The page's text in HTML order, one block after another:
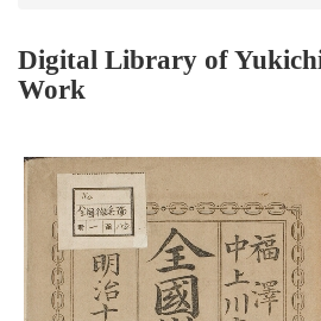
Digital Library of
Work